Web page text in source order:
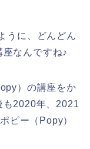
うに、どんどん
なんですね♪
）の講座をか
も2020年、2021
ピー（Popy）